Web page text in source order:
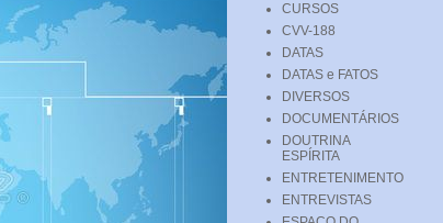
CURSOS
CVV-188
DATAS
DATAS e FATOS
DIVERSOS
DOCUMENTÁRIOS
DOUTRINA
ESPÍRITA
ENTRETENIMENTO
ENTREVISTAS